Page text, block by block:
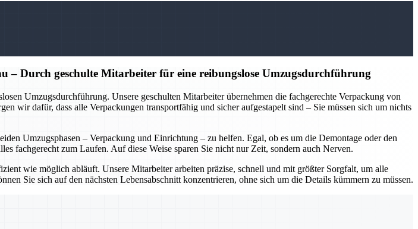
– Durch geschulte Mitarbeiter für eine reibungslose Umzugsdurchführung
Umzugsdurchführung. Unsere geschulten Mitarbeiter übernehmen die fachgerechte Verpackung von
wir dafür, dass alle Verpackungen transportfähig und sicher aufgestapelt sind – Sie müssen sich um nichts
Umzugsphasen – Verpackung und Einrichtung – zu helfen. Egal, ob es um die Demontage oder den
fachgerecht zum Laufen. Auf diese Weise sparen Sie nicht nur Zeit, sondern auch Nerven.
wie möglich abläuft. Unsere Mitarbeiter arbeiten präzise, schnell und mit größter Sorgfalt, um alle
Sie sich auf den nächsten Lebensabschnitt konzentrieren, ohne sich um die Details kümmern zu müssen.